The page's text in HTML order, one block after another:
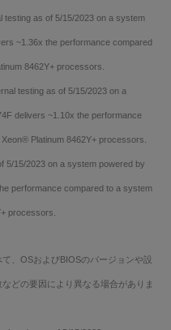
testing as of 5/15/2023 on a system
~1.36x the performance compared
8462Y+ processors.
testing as of 5/15/2023 on a
delivers ~1.10x the performance
Platinum 8462Y+ processors.
5/15/2023 on a system powered by
performance compared to a system
processors.
、OSおよびBIOSのバージョンや設
どの要因により異なる場合がありま